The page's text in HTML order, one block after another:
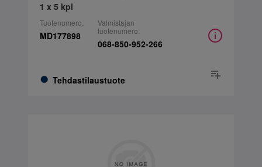
1 x 5 kpl
Tuotenumero:
MD177898
Tehdastilaustuote
Valmistajan
tuotenumero:
068-850-952-266